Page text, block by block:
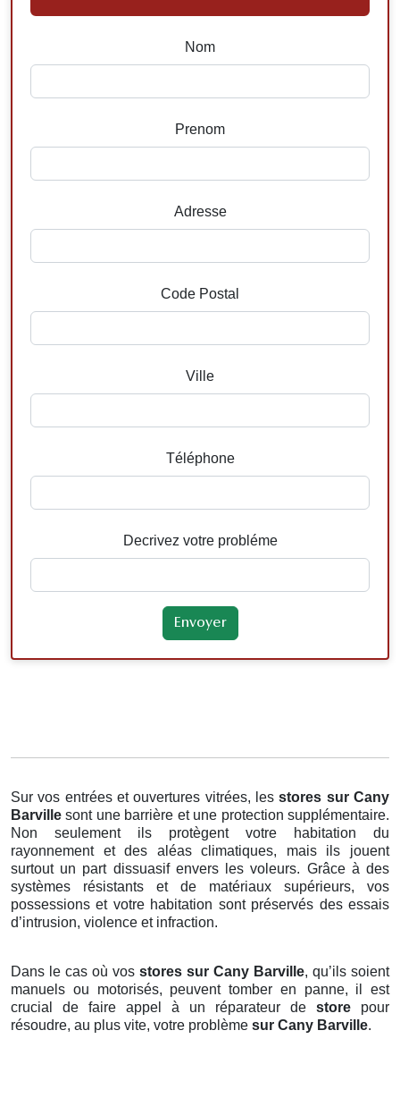
Nom
Prenom
Adresse
Code Postal
Ville
Téléphone
Decrivez votre probléme
Sur vos entrées et ouvertures vitrées, lesstores sur Cany
Barvillesont une barrière et une protection supplémentaire.
Non seulement ils protègent votre habitation du
rayonnement et des aléas climatiques, mais ils jouent
surtout un part dissuasif envers les voleurs. Grâce à des
systèmes résistants et de matériaux supérieurs, vos
possessions et votre habitation sont préservés des essais
d’intrusion, violence et infraction.
Dans le cas où vos stores sur Cany Barville, qu’ils soient
manuels ou motorisés, peuvent tomber en panne, il est
crucial de faire appel à un réparateur de store pour
résoudre, au plus vite, votre problème sur Cany Barville.